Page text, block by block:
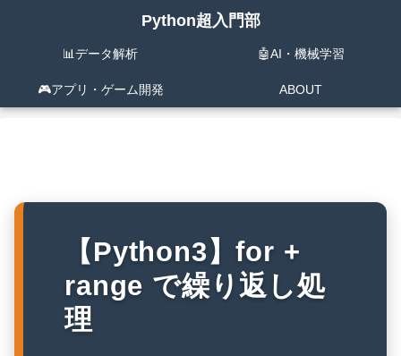
Python超入門部
📊データ解析 🤖AI・機械学習
🎮️アプリ・ゲーム開発 ABOUT
【Python3】for +
range で繰り返し処
理